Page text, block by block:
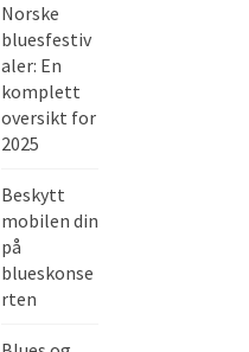
Norske
bluesfestiv
aler: En
komplett
oversikt for
2025
Beskytt
mobilen din
på
blueskonse
rten